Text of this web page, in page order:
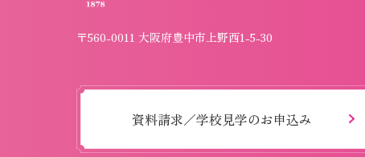
〒560-0011 大阪府豊中市上野西1-5-30
資料請求／学校見学のお申込み